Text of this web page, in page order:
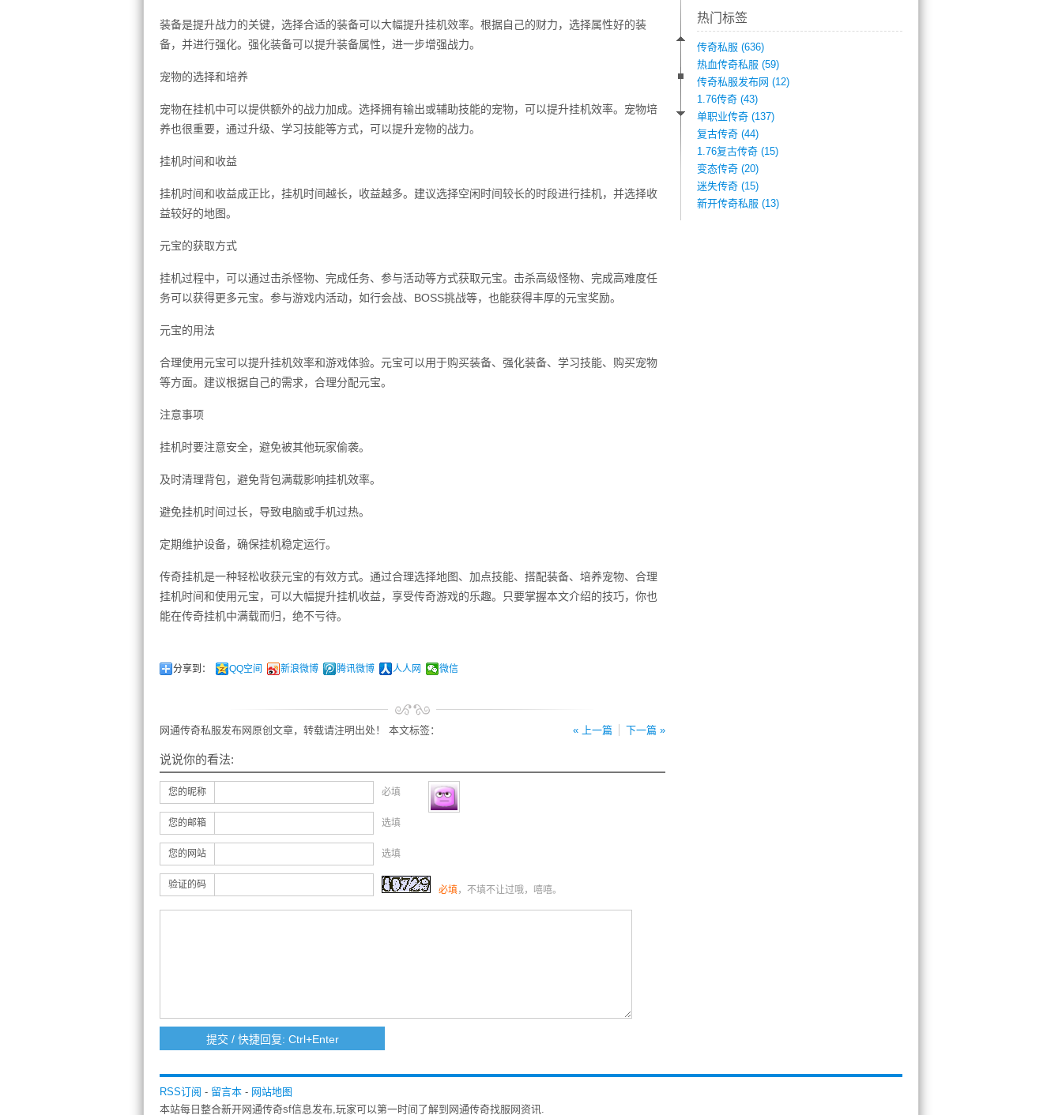
装备是提升战力的关键，选择合适的装备可以大幅提升挂机效率。根据自己的财力，选择属性好的装
备，并进行强化。强化装备可以提升装备属性，进一步增强战力。
宠物的选择和培养
宠物在挂机中可以提供额外的战力加成。选择拥有输出或辅助技能的宠物，可以提升挂机效率。宠物培
养也很重要，通过升级、学习技能等方式，可以提升宠物的战力。
挂机时间和收益
挂机时间和收益成正比，挂机时间越长，收益越多。建议选择空闲时间较长的时段进行挂机，并选择收
益较好的地图。
元宝的获取方式
挂机过程中，可以通过击杀怪物、完成任务、参与活动等方式获取元宝。击杀高级怪物、完成高难度任
务可以获得更多元宝。参与游戏内活动，如行会战、BOSS挑战等，也能获得丰厚的元宝奖励。
元宝的用法
合理使用元宝可以提升挂机效率和游戏体验。元宝可以用于购买装备、强化装备、学习技能、购买宠物
等方面。建议根据自己的需求，合理分配元宝。
注意事项
挂机时要注意安全，避免被其他玩家偷袭。
及时清理背包，避免背包满载影响挂机效率。
避免挂机时间过长，导致电脑或手机过热。
定期维护设备，确保挂机稳定运行。
传奇挂机是一种轻松收获元宝的有效方式。通过合理选择地图、加点技能、搭配装备、培养宠物、合理
挂机时间和使用元宝，可以大幅提升挂机收益，享受传奇游戏的乐趣。只要掌握本文介绍的技巧，你也
能在传奇挂机中满载而归，绝不亏待。
分享到： QQ空间 新浪微博 腾讯微博 人人网 微信
« 上一篇 下一篇 »
网通传奇私服发布网原创文章，转载请注明出处！ 本文标签：
说说你的看法:
您的昵称 必填
您的邮箱 选填
您的网站 选填
验证的码 必填，不填不让过哦，嘻嘻。
热门标签
传奇私服 (636)
热血传奇私服 (59)
传奇私服发布网 (12)
1.76传奇 (43)
单职业传奇 (137)
复古传奇 (44)
1.76复古传奇 (15)
变态传奇 (20)
迷失传奇 (15)
新开传奇私服 (13)
RSS订阅 - 留言本 - 网站地图
本站每日整合新开网通传奇sf信息发布,玩家可以第一时间了解到网通传奇找服网资讯.